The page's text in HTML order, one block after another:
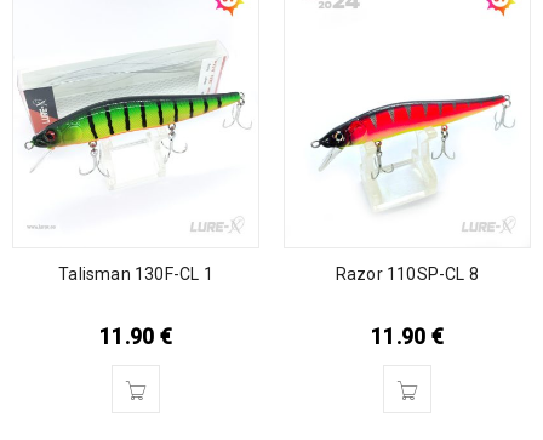
Talisman 130F-CL 1
11.90 €
Razor 110SP-CL 8
11.90 €